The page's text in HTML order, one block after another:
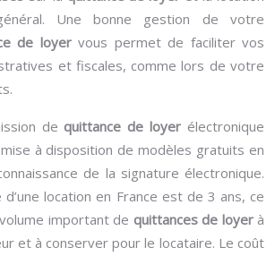
Une bonne gestion de votre
de loyer vous permet de faciliter vos
et fiscales, comme lors de votre
dequittance de loyer électronique
à disposition de modèles gratuits en
de la signature électronique.
location en France est de 3 ans, ce
important de quittances de loyer à
et à conserver pour le locataire. Le coût